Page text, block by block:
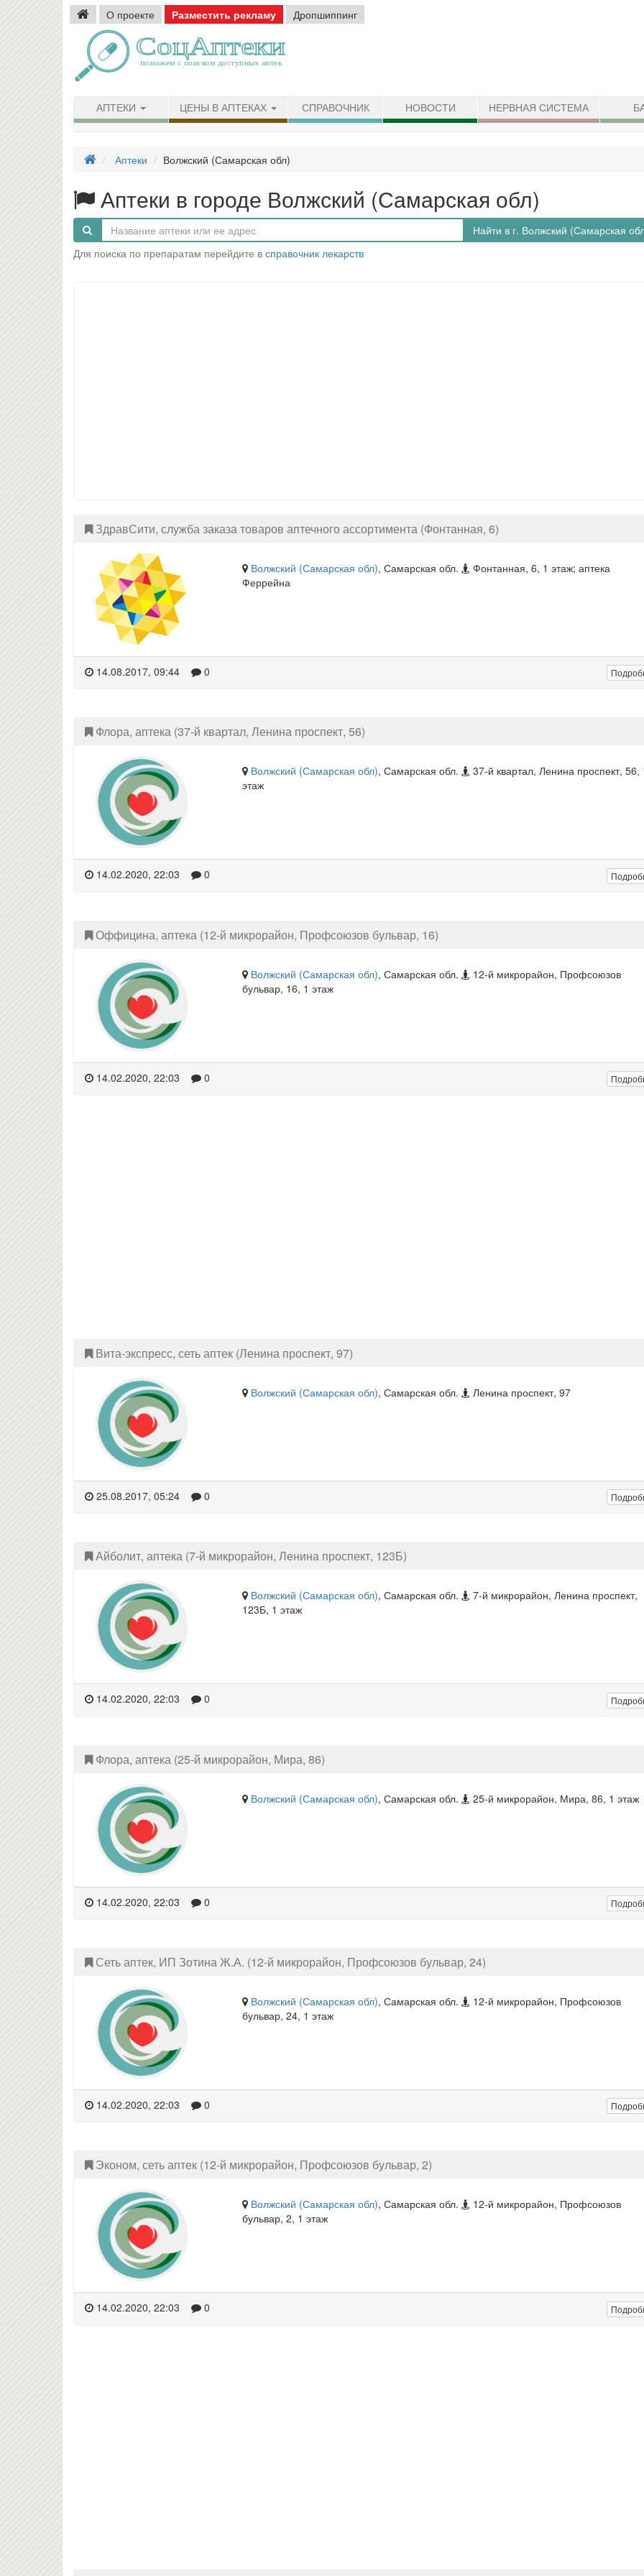
О проекте Разместить рекламу Дропшиппинг
АПТЕКИ ЦЕНЫ В АПТЕКАХ СПРАВОЧНИК НОВОСТИ НЕРВНАЯ СИСТЕМА
Аптеки Волжский (Самарская обл)
Аптеки в городе Волжский (Самарская обл)
Найти в г. Волжский (Самарская
Для поиска по препаратам перейдите в справочник лекарств
ЗдравСити, служба заказа товаров аптечного ассортимента (Фонтанная, 6)
Волжский (Самарская обл), Самарская обл.
Фонтанная, 6, 1 этаж; аптека
Феррейна
14.08.2017, 09:44 0
Флора, аптека (37-й квартал, Ленина проспект, 56)
Волжский (Самарская обл), Самарская обл.
37-й квартал, Ленина проспект, 56,
этаж
14.02.2020, 22:03 0
Оффицина, аптека (12-й микрорайон, Профсоюзов бульвар, 16)
Волжский (Самарская обл), Самарская обл.
12-й микрорайон, Профсоюзов
бульвар, 16, 1 этаж
14.02.2020, 22:03 0
Вита-экспресс, сеть аптек (Ленина проспект, 97)
Волжский (Самарская обл), Самарская обл. Ленина проспект, 97
25.08.2017, 05:24 0
Айболит, аптека (7-й микрорайон, Ленина проспект, 123Б)
Волжский (Самарская обл), Самарская обл.
7-й микрорайон, Ленина проспект,
123Б, 1 этаж
14.02.2020, 22:03 0
Флора, аптека (25-й микрорайон, Мира, 86)
Волжский (Самарская обл), Самарская обл. 25-й микрорайон, Мира, 86, 1 этаж
14.02.2020, 22:03 0
Сеть аптек, ИП Зотина Ж.А. (12-й микрорайон, Профсоюзов бульвар, 24)
Волжский (Самарская обл), Самарская обл.
12-й микрорайон, Профсоюзов
бульвар, 24, 1 этаж
14.02.2020, 22:03 0
Эконом, сеть аптек (12-й микрорайон, Профсоюзов бульвар, 2)
Волжский (Самарская обл), Самарская обл.
12-й микрорайон, Профсоюзов
бульвар, 2, 1 этаж
14.02.2020, 22:03 0